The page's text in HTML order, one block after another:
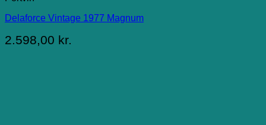
Delaforce Vintage 1977 Magnum
2.598,00 kr.